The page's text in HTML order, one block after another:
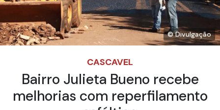
© Divulgação
CASCAVEL
Bairro Julieta Bueno recebe
melhorias com reperfilamento